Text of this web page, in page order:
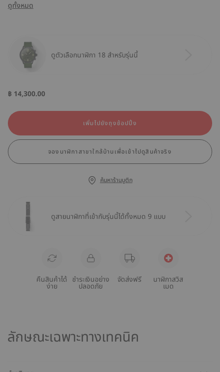
ดูทั้งหมด
ดูตัวเลือกนาฬิกา 18 สำหรับรุ่นนี้
฿ 14,300.00
เพิ่มไปยังถุงช้อปปิ้ง
จองนาฬิกาสาขาใกล้บ้านเพื่อเข้าไปดูสินค้าจริง
ค้นหาร้านบูติก
ดูสายนาฬิกาที่เข้ากับรุ่นนี้ได้ทั้งหมด 9 แบบ
คืนสินค้าได้
ง่าย
ชำระเงินอย่าง
ปลอดภัย
จัดส่งฟรี นาฬิกาสวิส
เมด
ลักษณะเฉพาะทางเทคนิค